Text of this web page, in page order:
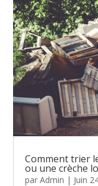
Comment trier
ou une crèche
parAdmin | Juin